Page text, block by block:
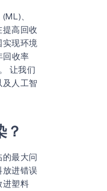
、
高回收
现环境
回收率
让我们
人工智
？
最大问
放进错误
进塑料